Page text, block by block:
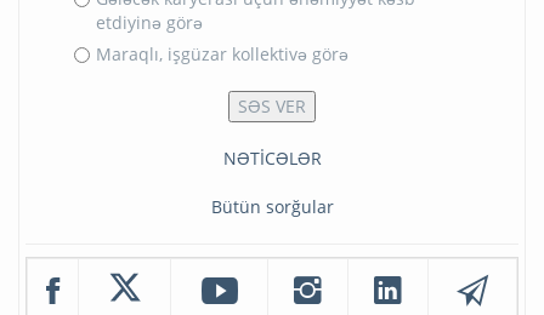
etdiyinə görə
Maraqlı, işgüzar kollektivə görə
NƏTİCƏLƏR
Bütün sorğular